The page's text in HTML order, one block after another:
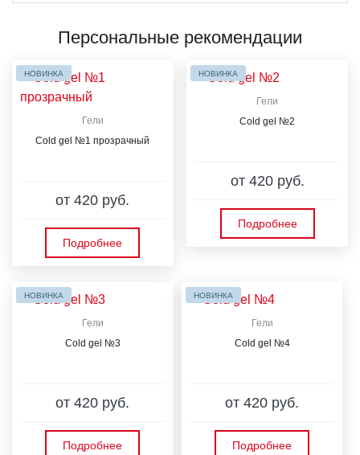
Персональные рекомендации
НОВИНКА
Гели
Cold gel №1 прозрачный
от 420 руб.
Подробнее
НОВИНКА
Гели
Cold gel №2
от 420 руб.
Подробнее
НОВИНКА
Гели
Cold gel №3
от 420 руб.
Подробнее
НОВИНКА
Гели
Cold gel №4
от 420 руб.
Подробнее